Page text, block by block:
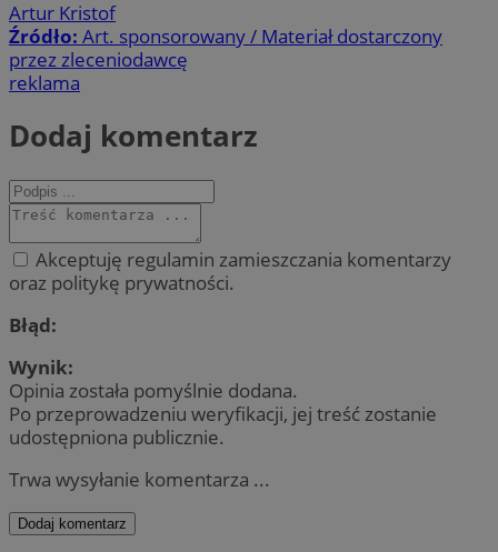
Artur Kristof
Źródło: Art. sponsorowany / Materiał dostarczony
przez zleceniodawcę
reklama
Dodaj komentarz
Akceptuję regulamin zamieszczania komentarzy
oraz politykę prywatności.
Błąd:
Wynik:
Opinia została pomyślnie dodana.
Po przeprowadzeniu weryfikacji, jej treść zostanie
udostępniona publicznie.
Trwa wysyłanie komentarza ...
Dodaj komentarz